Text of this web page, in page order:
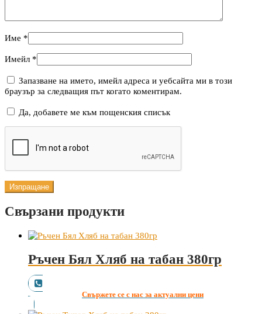
Име *
Имейл *
Запазване на името, имейл адреса и уебсайта ми в този
браузър за следващия път когато коментирам.
Да, добавете ме към пощенския списък
Свързани продукти
Ръчен Бял Хляб на табан 380гр
Свържете се с нас за актуални цени